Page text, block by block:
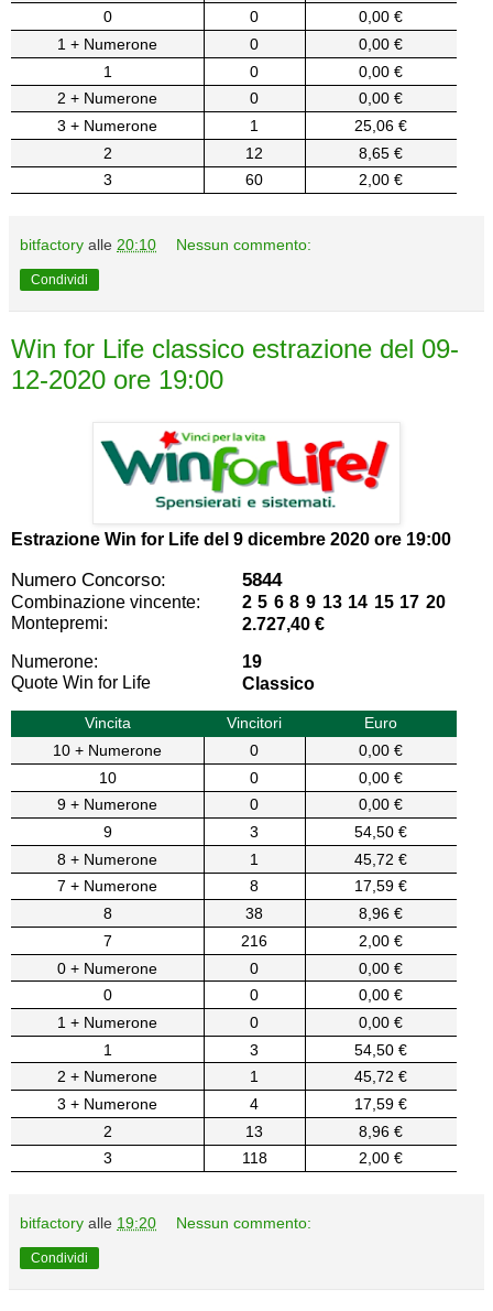
0
0
0,00 €
1 + Numerone
0
0,00 €
1
0
0,00 €
2 + Numerone
0
0,00 €
3 + Numerone
1
25,06 €
2
12
8,65 €
3
60 2,00 €
bitfactory alle 20:10 Nessun commento:
Condividi
Win for Life classico estrazione del 09-
12-2020 ore 19:00
Estrazione Win for Life del 9 dicembre 2020 ore 19:00
Numero Concorso: 5844
Combinazione vincente:
2 5 6 8 9 13 14 15 17 20
Montepremi:
2.727,40 €
Numerone:
19
Quote Win for Life
Classico
Vincita Vincitori
Euro
10 + Numerone
0
0,00 €
10
0
0,00 €
9 + Numerone
0
0,00 €
9
3
54,50 €
8 + Numerone
1
45,72 €
7 + Numerone
8
17,59 €
8
38
8,96 €
7
216
2,00 €
0 + Numerone
0
0,00 €
0
0
0,00 €
1 + Numerone
0
0,00 €
1
3
54,50 €
2 + Numerone
1
45,72 €
3 + Numerone
4
17,59 €
2
13
8,96 €
3
118 2,00 €
bitfactory alle 19:20 Nessun commento:
Condividi